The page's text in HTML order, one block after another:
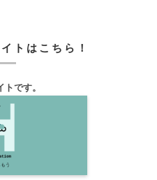
トはこちら！
です。